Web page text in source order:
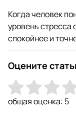
Когда человек
уровень
спокойнее и
Оцените
общая оценка: 5